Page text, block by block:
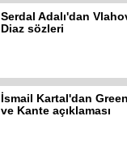
Serdal Adalı'dan
Diaz sözleri
İsmail Kartal'dan
ve Kante açıklaması